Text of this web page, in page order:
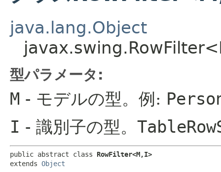
java.lang.Object
型パラメータ:
M - モデルの型。例:
I - 識別子の型。
public abstract class RowFilter<M,​I>
extends Object